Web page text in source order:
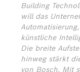
Building
will das
künstliche
Die breite
hinweg stärkt
von Bosch. Mit